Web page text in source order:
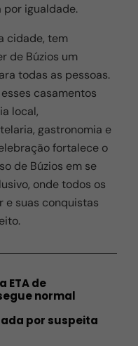
igualdade.
cidade, tem
de Búzios um
todas as pessoas.
casamentos
local,
gastronomia e
fortalece o
de Búzios em se
onde todos os
e suas conquistas
ETA de
normal
por suspeita